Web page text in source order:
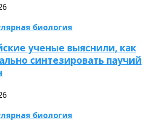
биология
ученые выяснили, как
синтезировать паучий
биология